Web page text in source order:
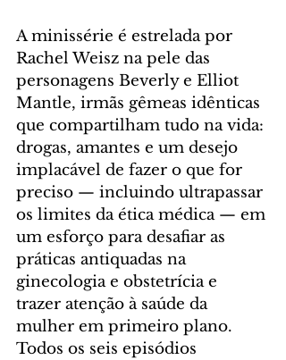
A minissérie é estrelada por
Rachel Weisz na pele das
personagens Beverly e Elliot
Mantle, irmãs gêmeas idênticas
que compartilham tudo na vida:
drogas, amantes e um desejo
implacável de fazer o que for
preciso — incluindo ultrapassar
os limites da ética médica — em
um esforço para desafiar as
práticas antiquadas na
ginecologia e obstetrícia e
trazer atenção à saúde da
mulher em primeiro plano.
Todos os seis episódios